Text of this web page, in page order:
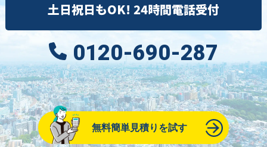
土日祝日もOK! 24時間電話受付
0120-690-287
無料簡単見積りを試す